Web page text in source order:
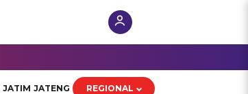
JATIM JATENG REGIONAL